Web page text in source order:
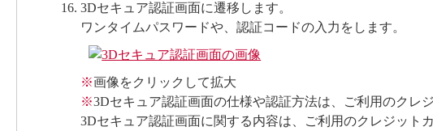
3Dセキュア認証画面に遷移します。
ワンタイムパスワードや、認証コードの入力をします。
※画像をクリックして拡大
※3Dセキュア認証画面の仕様や認証方法は、ご利用のクレ
3Dセキュア認証画面に関する内容は、ご利用のクレジット